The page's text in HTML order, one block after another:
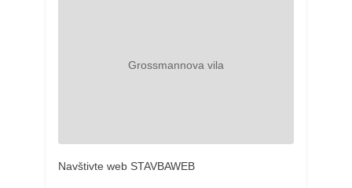
Navštivte web STAVBAWEB